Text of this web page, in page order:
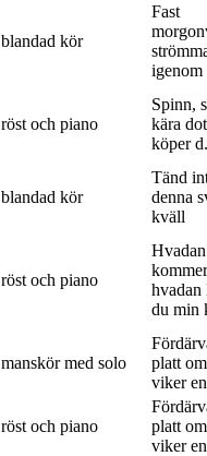
blandad kör
Fast
igenom
röst och piano
Spinn,
kära
köper
blandad kör
Tänd
denna
kväll
röst och piano
Hvadan
hvadan
du min
manskör med solo
platt
viker
röst och piano
platt
viker